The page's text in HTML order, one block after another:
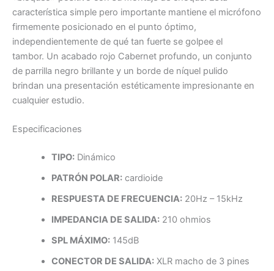
característica simple pero importante mantiene el micrófono
firmemente posicionado en el punto óptimo,
independientemente de qué tan fuerte se golpee el
tambor. Un acabado rojo Cabernet profundo, un conjunto
de parrilla negro brillante y un borde de níquel pulido
brindan una presentación estéticamente impresionante en
cualquier estudio.
Especificaciones
TIPO:Dinámico
PATRÓN POLAR:cardioide
RESPUESTA DE FRECUENCIA:20Hz – 15kHz
IMPEDANCIA DE SALIDA:210 ohmios
SPL MÁXIMO:145dB
CONECTOR DE SALIDA:XLR macho de 3 pines